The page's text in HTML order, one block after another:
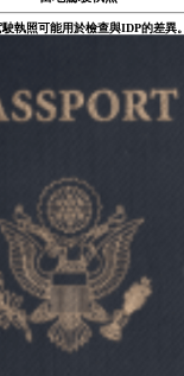
+
執照可能用於檢查與IDP的差異。